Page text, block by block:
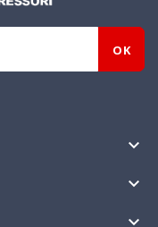


